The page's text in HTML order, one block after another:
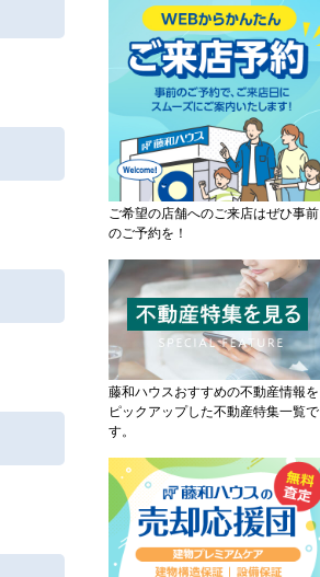
ご希望の店舗へのご来店はぜひ事前
のご予約を！
藤和ハウスおすすめの不動産情報を
ピックアップした不動産特集一覧で
す。